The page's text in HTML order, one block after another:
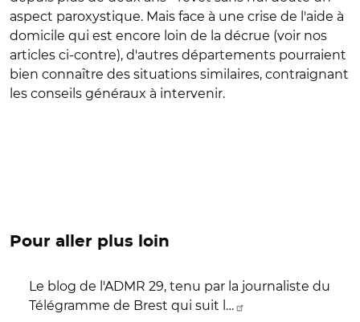
aspect paroxystique. Mais face à une crise de l'aide à
domicile qui est encore loin de la décrue (voir nos
articles ci-contre), d'autres départements pourraient
bien connaître des situations similaires, contraignant
les conseils généraux à intervenir.
Pour aller plus loin
Le blog de l'ADMR 29, tenu par la journaliste du
Télégramme de Brest qui suit l…